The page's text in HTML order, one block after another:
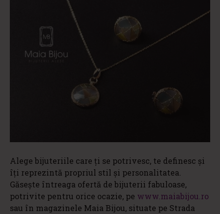
Alege bijuteriile care ți se potrivesc, te definesc și
îți reprezintă propriul stil și personalitatea.
Găsește întreaga ofertă de bijuterii fabuloase,
potrivite pentru orice ocazie, pe www.maiabijou.ro
sau în magazinele Maia Bijou, situate pe Strada